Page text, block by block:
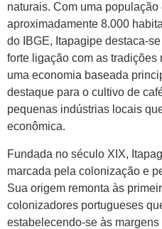
naturais. Com uma população
aproximadamente 8.000
do IBGE, Itapagipe destaca-
forte ligação com as tradições
uma economia baseada
destaque para o cultivo de
pequenas indústrias locais
econômica.
Fundada no século XIX,
marcada pela colonização e
Sua origem remonta às
colonizadores portugueses
estabelecendo-se às